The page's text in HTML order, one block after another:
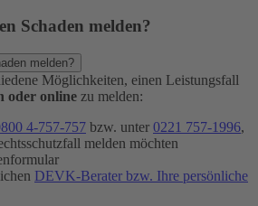
Schaden melden?
melden?
Möglichkeiten, einen Leistungsfall
oder online zu melden:
4-757-757 bzw. unter 0221 757-1996,
melden möchten
DEVK-Berater bzw. Ihre persönliche